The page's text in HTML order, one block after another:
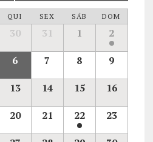
t
o
V
i
e
w
s
QUI SEX SÁB DOM
30 31 1 2
6 7 8 9
13 14 15 16
20 21 22 23